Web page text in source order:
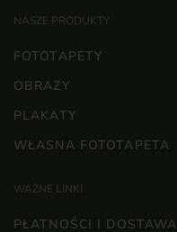
NASZE PRODUKTY
FOTOTAPETY
OBRAZY
PLAKATY
WŁASNA FOTOTAPETA
WAŻNE LINKI
PŁATNOŚCI I DOSTAWA